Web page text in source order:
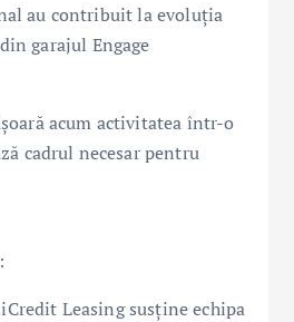
au contribuit la evoluția
garajul Engage
acum activitatea într-o
cadrul necesar pentru
Leasing susține echipa